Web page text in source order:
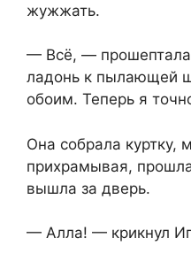
жужжать.
— Всё, —
ладонь к пылающей
обоим. Теперь я
Она собрала куртку,
прихрамывая,
вышла за дверь.
— Алла! — крикнул